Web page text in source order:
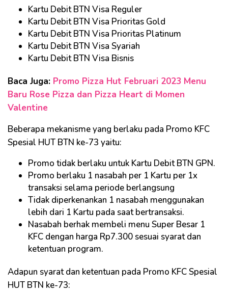
Kartu Debit BTN Visa Reguler
Kartu Debit BTN Visa Prioritas Gold
Kartu Debit BTN Visa Prioritas Platinum
Kartu Debit BTN Visa Syariah
Kartu Debit BTN Visa Bisnis
Baca Juga: Promo Pizza Hut Februari 2023 Menu
Baru Rose Pizza dan Pizza Heart di Momen
Valentine
Beberapa mekanisme yang berlaku pada Promo KFC
Spesial HUT BTN ke-73 yaitu:
Promo tidak berlaku untuk Kartu Debit BTN GPN.
Promo berlaku 1 nasabah per 1 Kartu per 1x
transaksi selama periode berlangsung
Tidak diperkenankan 1 nasabah menggunakan
lebih dari 1 Kartu pada saat bertransaksi.
Nasabah berhak membeli menu Super Besar 1
KFC dengan harga Rp7.300 sesuai syarat dan
ketentuan program.
Adapun syarat dan ketentuan pada Promo KFC Spesial
HUT BTN ke-73: